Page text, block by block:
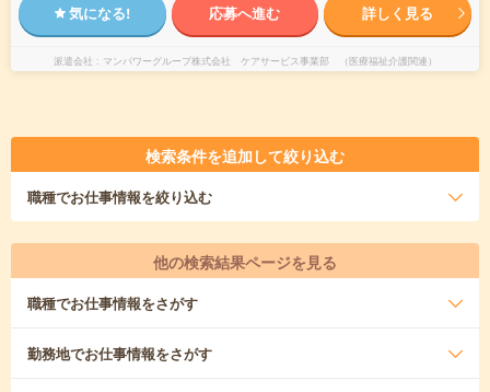
気になる! 応募へ進む 詳しく見る
派遣会社 マンパワーグループ株式会社 ケアサービス事業部 （医療福祉介護関連）
検索条件を追加して絞り込む
職種でお仕事情報を絞り込む
他の検索結果ページを見る
職種でお仕事情報をさがす
勤務地でお仕事情報をさがす